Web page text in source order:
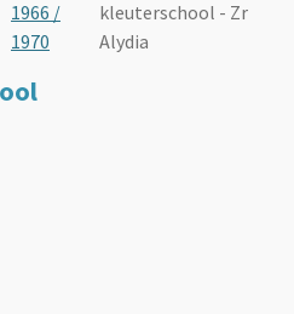
1966 /
1970
kleuterschool - Zr
Alydia